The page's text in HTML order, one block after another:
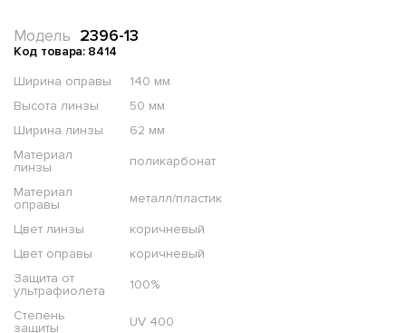
2396-13
Модель
Код товара: 8414
Ширина оправы
140 мм
Высота линзы
50 мм
Ширина линзы
62 мм
Материал
линзы
поликарбонат
Материал
оправы
металл/пластик
Цвет линзы
коричневый
Цвет оправы
коричневый
Защита от
ультрафиолета
100%
Степень
защиты
UV 400